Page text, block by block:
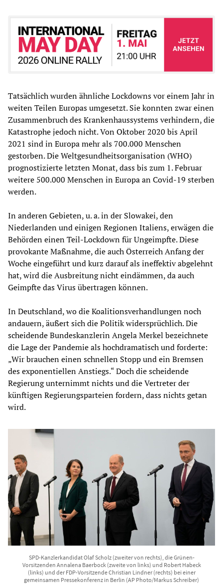
Tatsächlich wurden ähnliche Lockdowns vor einem Jahr in
weiten Teilen Europas umgesetzt. Sie konnten zwar einen
Zusammenbruch des Krankenhaussystems verhindern, die
Katastrophe jedoch nicht. Von Oktober 2020 bis April
2021 sind in Europa mehr als 700.000 Menschen
gestorben. Die Weltgesundheitsorganisation (WHO)
prognostizierte letzten Monat, dass bis zum 1. Februar
weitere 500.000 Menschen in Europa an Covid-19 sterben
werden.
In anderen Gebieten, u. a. in der Slowakei, den
Niederlanden und einigen Regionen Italiens, erwägen die
Behörden einen Teil-Lockdown für Ungeimpfte. Diese
provokante Maßnahme, die auch Österreich Anfang der
Woche eingeführt und kurz darauf als ineffektiv abgelehnt
hat, wird die Ausbreitung nicht eindämmen, da auch
Geimpfte das Virus übertragen können.
In Deutschland, wo die Koalitionsverhandlungen noch
andauern, äußert sich die Politik widersprüchlich. Die
scheidende Bundeskanzlerin Angela Merkel bezeichnete
die Lage der Pandemie als hochdramatisch und forderte:
„Wir brauchen einen schnellen Stopp und ein Bremsen
des exponentiellen Anstiegs.“ Doch die scheidende
Regierung unternimmt nichts und die Vertreter der
künftigen Regierungsparteien fordern, dass nichts getan
wird.
SPD-Kanzlerkandidat Olaf Scholz (zweiter von rechts), die Grünen-
Vorsitzenden Annalena Baerbock (zweite von links) und Robert Habeck
(links) und der FDP-Vorsitzende Christian Lindner (rechts) bei einer
gemeinsamen Pressekonferenz in Berlin (AP Photo/Markus Schreiber)